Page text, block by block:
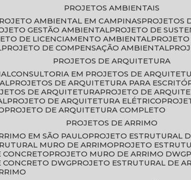
PROJETOS AMBIENTAIS
PROJETO AMBIENTAL EM CAMPINAS
GESTÃO AMBIENTAL
PROJETO DE
DE LICENCIAMENTO AMBIENTAL
PROJETO DE COMPENSAÇÃO AMBIENTAL
PROJETOS DE ARQUITETURA
CONSULTORIA EM PROJETOS DE
PROJETOS DE ARQUITETURA PARA
DE ARQUITETURA
PROJETO DE
PROJETO DE ARQUITETURA ELÉTRICO
PROJETO DE ARQUITETURA COMPLETO
PROJETOS DE ARRIMO
EM SÃO PAULO
PROJETO ESTRUTURAL
MURO DE ARRIMO
PROJETO
CONCRETO
PROJETO MURO DE ARRIMO DWG
CONCRETO DWG
PROJETO ESTRUTURAL DE